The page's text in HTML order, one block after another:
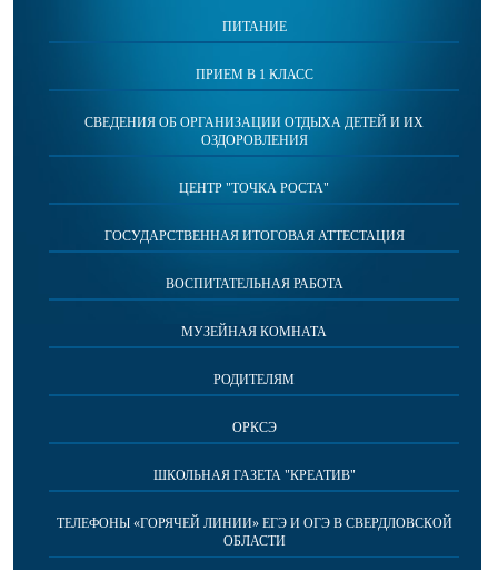
ПИТАНИЕ
ПРИЕМ В 1 КЛАСС
СВЕДЕНИЯ ОБ ОРГАНИЗАЦИИ ОТДЫХА ДЕТЕЙ И ИХ
ОЗДОРОВЛЕНИЯ
ЦЕНТР "ТОЧКА РОСТА"
ГОСУДАРСТВЕННАЯ ИТОГОВАЯ АТТЕСТАЦИЯ
ВОСПИТАТЕЛЬНАЯ РАБОТА
МУЗЕЙНАЯ КОМНАТА
РОДИТЕЛЯМ
ОРКСЭ
ШКОЛЬНАЯ ГАЗЕТА "КРЕАТИВ"
ТЕЛЕФОНЫ «ГОРЯЧЕЙ ЛИНИИ» ЕГЭ И ОГЭ В СВЕРДЛОВСКОЙ
ОБЛАСТИ